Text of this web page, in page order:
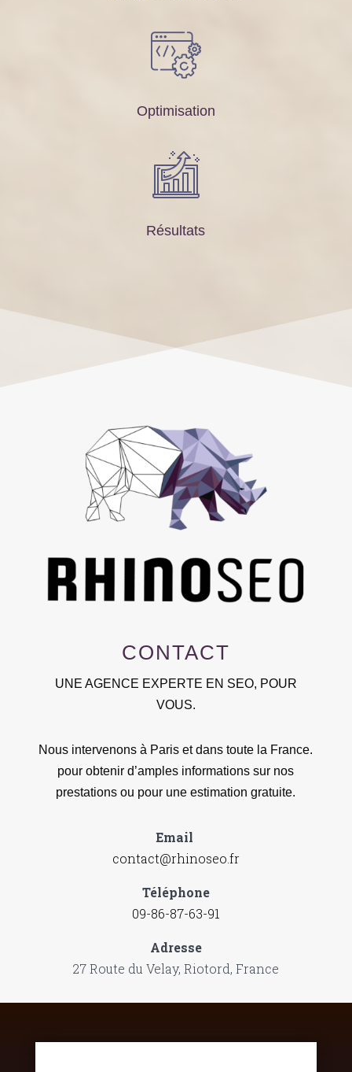
Optimisation
Résultats
CONTACT
UNE AGENCE EXPERTE EN SEO, POUR
VOUS.
Nous intervenons à Paris et dans toute la France.
pour obtenir d’amples informations sur nos
prestations ou pour une estimation gratuite.
Email
contact@rhinoseo.fr
Téléphone
09-86-87-63-91
Adresse
27 Route du Velay, Riotord, France